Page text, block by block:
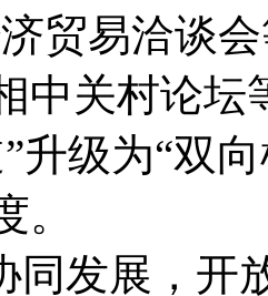
贸易洽谈
中关村论坛
升级为“双
。
同发展，开